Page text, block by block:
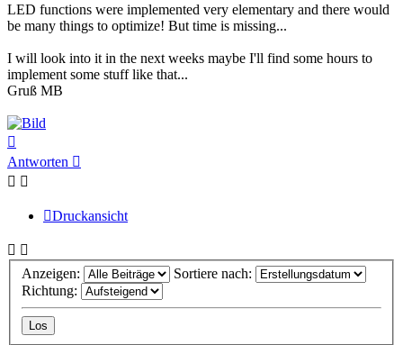
LED functions were implemented very elementary and there would
be many things to optimize! But time is missing...
I will look into it in the next weeks maybe I'll find some hours to
implement some stuff like that...
Gruß MB
oben
Antworten
Druckansicht
Anzeigen:
Sortiere nach:
Richtung: